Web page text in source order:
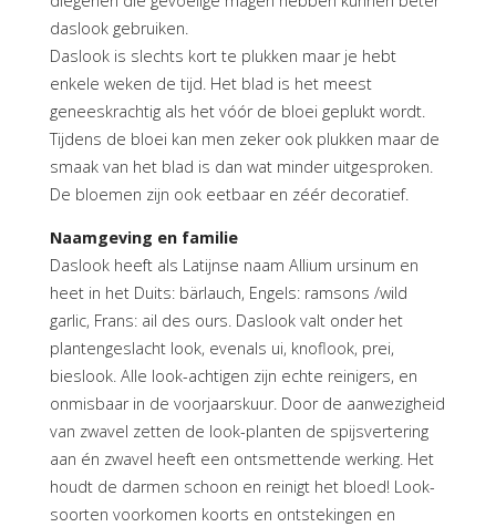
daslook gebruiken.
Daslook is slechts kort te plukken maar je hebt
enkele weken de tijd. Het blad is het meest
geneeskrachtig als het vóór de bloei geplukt wordt.
Tijdens de bloei kan men zeker ook plukken maar de
smaak van het blad is dan wat minder uitgesproken.
De bloemen zijn ook eetbaar en zéér decoratief.
Naamgeving en familie
Daslook heeft als Latijnse naam Allium ursinum en
heet in het Duits: bärlauch, Engels: ramsons /wild
garlic, Frans: ail des ours. Daslook valt onder het
plantengeslacht look, evenals ui, knoflook, prei,
bieslook. Alle look-achtigen zijn echte reinigers, en
onmisbaar in de voorjaarskuur. Door de aanwezigheid
van zwavel zetten de look-planten de spijsvertering
aan én zwavel heeft een ontsmettende werking. Het
houdt de darmen schoon en reinigt het bloed! Look-
soorten voorkomen koorts en ontstekingen en